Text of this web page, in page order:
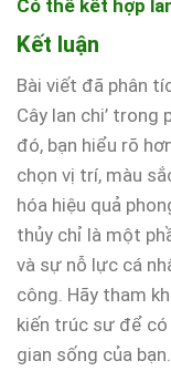
Có thể kết hợp
Kết luận
Bài viết đã phân
Cây lan chi’ trong
đó, bạn hiểu rõ
chọn vị trí, màu
hóa hiệu quả
thủy chỉ là một
và sự nỗ lực cá
công. Hãy tham
kiến trúc sư để có
gian sống của